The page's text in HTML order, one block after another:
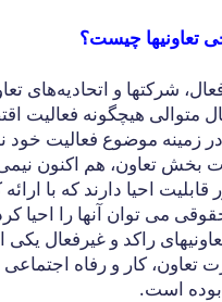
تعاونیها چیست؟
شرکتها و اتحادیه‌های
متوالی هیچگونه فعالیت
زمینه موضوع فعالیت خود
بخش تعاون، هم اکنون نیمی
احیا دارند که با
می توان آنها را احیا
راکد و غیرفعال
تعاون، کار و رفاه
است.